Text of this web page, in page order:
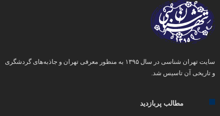
سایت تهران شناسی در سال ۱۳۹۵ به منظور معرفی تهران و جاذبه‌های گردشگری
و تاریخی آن تاسیس شد.
مطالب پربازدید